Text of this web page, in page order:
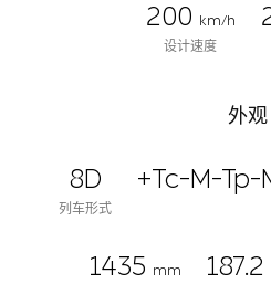
200
km/h
设计速度
外观
8D
列车形式
+Tc-M-Tp-
1435 mm
187.2